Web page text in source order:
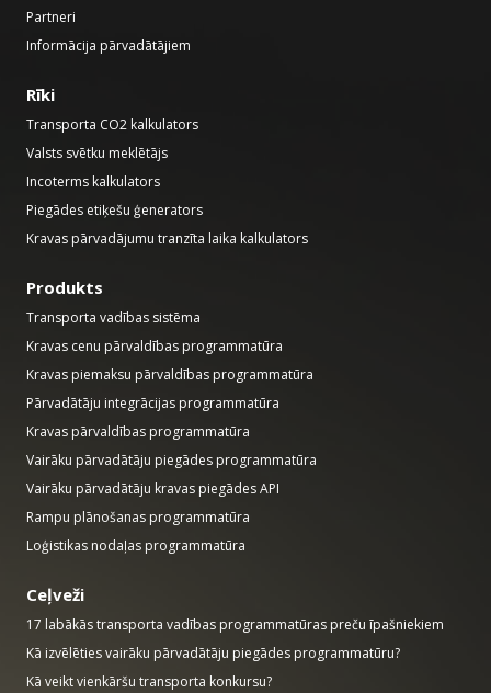
Partneri
Informācija pārvadātājiem
Rīki
Transporta CO2 kalkulators
Valsts svētku meklētājs
Incoterms kalkulators
Piegādes etiķešu ģenerators
Kravas pārvadājumu tranzīta laika kalkulators
Produkts
Transporta vadības sistēma
Kravas cenu pārvaldības programmatūra
Kravas piemaksu pārvaldības programmatūra
Pārvadātāju integrācijas programmatūra
Kravas pārvaldības programmatūra
Vairāku pārvadātāju piegādes programmatūra
Vairāku pārvadātāju kravas piegādes API
Rampu plānošanas programmatūra
Loģistikas nodaļas programmatūra
Ceļveži
17 labākās transporta vadības programmatūras preču īpašniekiem
Kā izvēlēties vairāku pārvadātāju piegādes programmatūru?
Kā veikt vienkāršu transporta konkursu?